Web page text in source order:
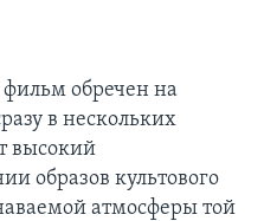
обречен на
в нескольких
высокий
образов культового
атмосферы той